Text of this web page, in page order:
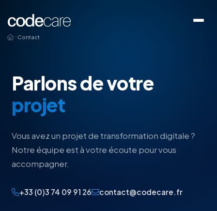
Contact
Parlons de votre
projet
Vous avez un projet de transformation digitale ?
Notre équipe est à votre écoute pour vous
accompagner.
+33 (0)3 74 09 91 26 contact@codecare.fr